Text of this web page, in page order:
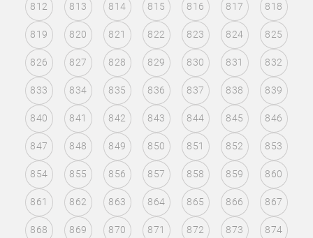
812 813 814 815 816 817 818
819 820 821 822 823 824 825
826 827 828 829 830 831 832
833 834 835 836 837 838 839
840 841 842 843 844 845 846
847 848 849 850 851 852 853
854 855 856 857 858 859 860
861 862 863 864 865 866 867
868 869 870 871 872 873 874